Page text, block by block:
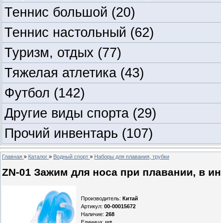
Теннис большой (20)
Теннис настольный (62)
Туризм, отдых (77)
Тяжелая атлетика (43)
Футбол (142)
Другие виды спорта (29)
Прочий инвентарь (107)
Главная » Каталог » Водный спорт » Наборы для плавания, трубки
ZN-01 Зажим для носа при плавании, в
Производитель: Китай
Артикул: 00-00015672
Наличие: 268